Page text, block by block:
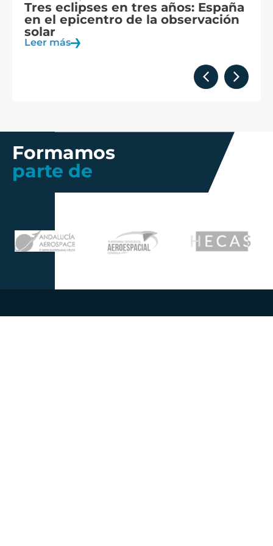
Tres eclipses en tres años: España
en el epicentro de la observación
solar
Leer más
Formamos
parte de